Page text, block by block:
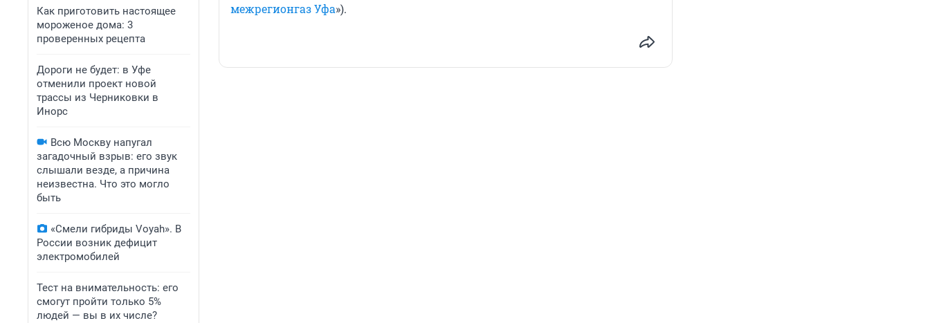
Как приготовить настоящее
мороженое дома: 3
проверенных рецепта
Дороги не будет: в Уфе
отменили проект новой
трассы из Черниковки в
Инорс
Всю Москву напугал
загадочный взрыв: его звук
слышали везде, а причина
неизвестна. Что это могло
быть
«Смели гибриды Voyah». В
России возник дефицит
электромобилей
Тест на внимательность: его
смогут пройти только 5%
людей — вы в их числе?
межрегионгаз Уфа»).